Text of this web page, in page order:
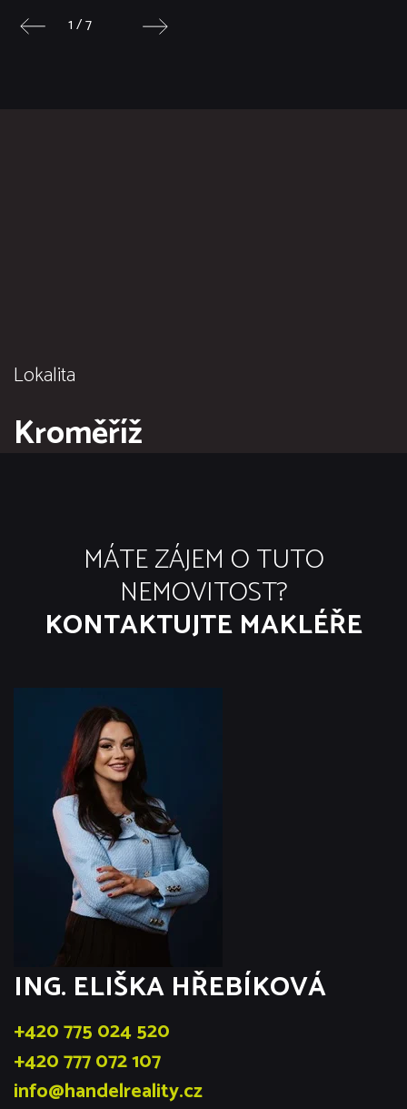
1 / 7
Lokalita
Kroměříž
MÁTE ZÁJEM O TUTO
NEMOVITOST?
KONTAKTUJTE MAKLÉŘE
ING. ELIŠKA HŘEBÍKOVÁ
+420 775 024 520
+420 777 072 107
info@handelreality.cz